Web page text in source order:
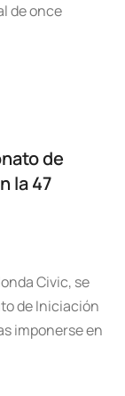
de once
de
la 47
Civic, se
de Iniciación
imponerse en